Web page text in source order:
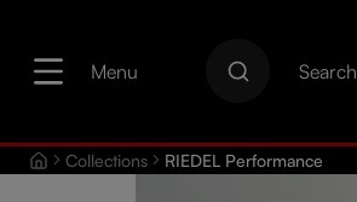
Menu
Search
Collections RIEDEL Performance